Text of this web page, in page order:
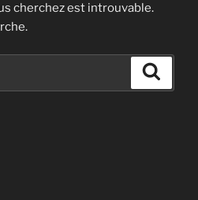
cherchez est introuvable.